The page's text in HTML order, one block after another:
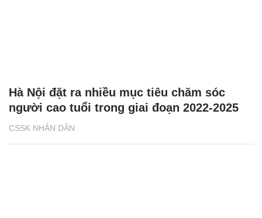
CSSK NHÂN DÂN
Hà Nội đặt ra nhiều mục tiêu chăm sóc
người cao tuổi trong giai đoạn 2022-2025